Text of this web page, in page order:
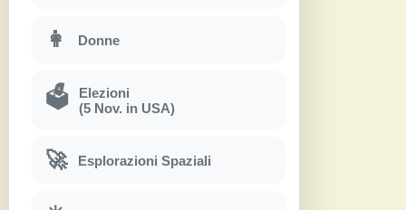
👩 Donne
🗳
Elezioni
(5 Nov. in USA)
🚀 Esplorazioni Spaziali